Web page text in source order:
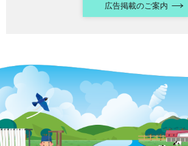
広告掲載のご案内